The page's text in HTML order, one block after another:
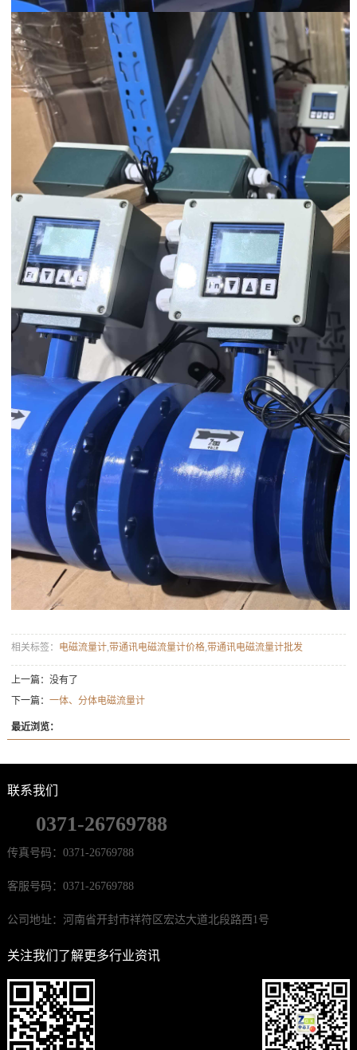
相关标签： 电磁流量计, 带通讯电磁流量计价格, 带通讯电磁流量计批发
上一篇：没有了
下一篇： 一体、分体电磁流量计
最近浏览：
联系我们
0371-26769788
传真号码：0371-26769788
客服号码：0371-26769788
公司地址：河南省开封市祥符区宏达大道北段路西1号
关注我们了解更多行业资讯